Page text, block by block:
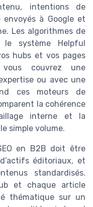
intentions de
à Google et
Les algorithmes de
le système Helpful
hubs et vos pages
couvrez une
ou avec une
ces moteurs de
la cohérence
interne et la
simple volume.
en B2B doit être
éditoriaux, et
standardisés.
et chaque article
thématique sur un